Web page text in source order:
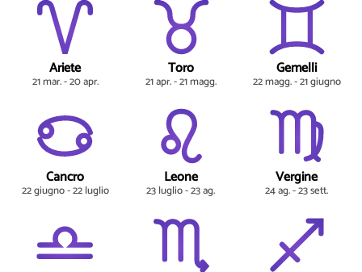
Ariete
21 mar. - 20 apr.
Toro
21 apr. - 21 magg.
Gemelli
22 magg. - 21 giugno
Cancro
22 giugno - 22 luglio
Leone
23 luglio - 23 ag.
Vergine
24 ag. - 23 sett.